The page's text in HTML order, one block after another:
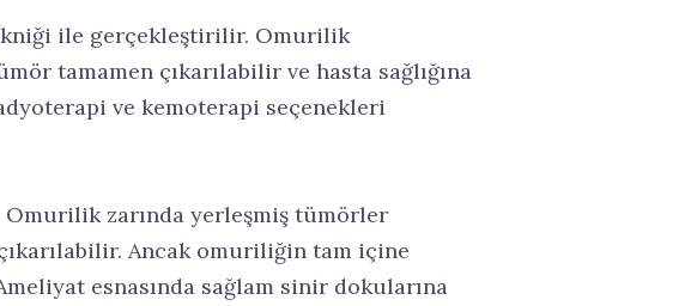
ile gerçekleştirilir. Omurilik
tamamen çıkarılabilir ve hasta sağlığına
ve kemoterapi seçenekleri
zarında yerleşmiş tümörler
Ancak omuriliğin tam içine
esnasında sağlam sinir dokularına